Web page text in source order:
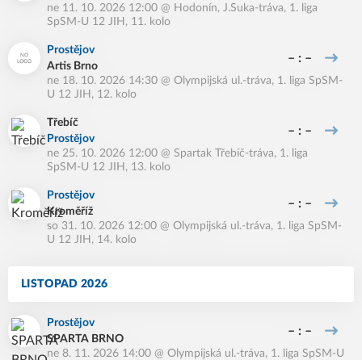
ne 11. 10. 2026 12:00 @ Hodonín, J.Suka-tráva, 1. liga
SpSM-U 12 JIH, 11. kolo
Prostějov
Artis Brno
– : –
ne 18. 10. 2026 14:30 @ Olympijská ul.-tráva, 1. liga SpSM-
U 12 JIH, 12. kolo
Třebíč
Prostějov
– : –
ne 25. 10. 2026 12:00 @ Spartak Třebíč-tráva, 1. liga
SpSM-U 12 JIH, 13. kolo
Prostějov
Kroměříž
– : –
so 31. 10. 2026 12:00 @ Olympijská ul.-tráva, 1. liga SpSM-
U 12 JIH, 14. kolo
LISTOPAD 2026
Prostějov
SPARTA BRNO
– : –
ne 8. 11. 2026 14:00 @ Olympijská ul.-tráva, 1. liga SpSM-U